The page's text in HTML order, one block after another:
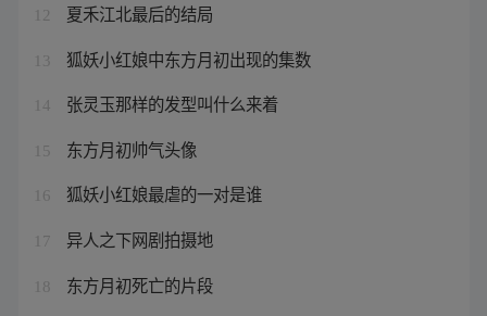
12 夏禾江北最后的结局
13 狐妖小红娘中东方月初出现的集数
14 张灵玉那样的发型叫什么来着
15 东方月初帅气头像
16 狐妖小红娘最虐的一对是谁
17 异人之下网剧拍摄地
18 东方月初死亡的片段